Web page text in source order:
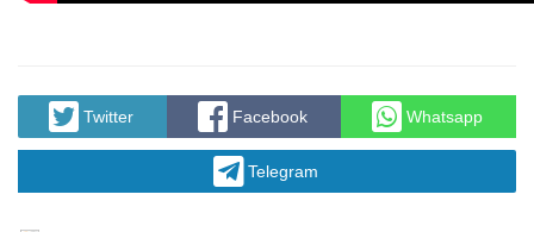
Twitter Facebook Whatsapp
Telegram